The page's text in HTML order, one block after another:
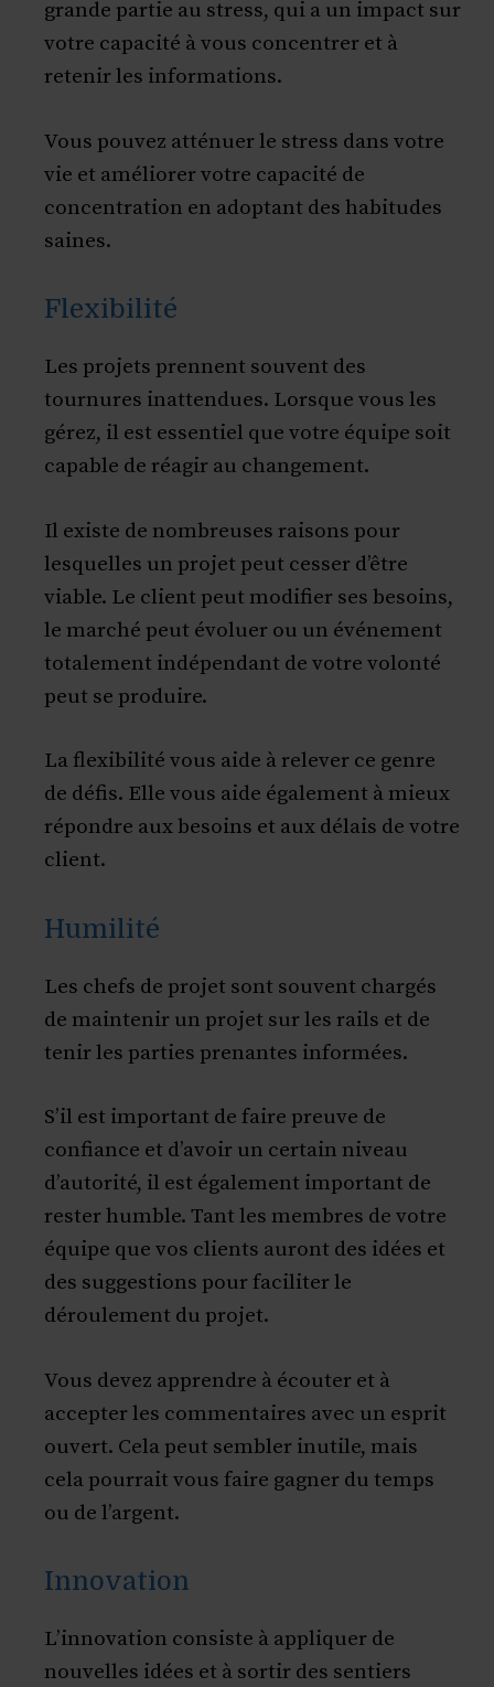
grande partie au stress, qui a un impact sur
votre capacité à vous concentrer et à
retenir les informations.
Vous pouvez atténuer le stress dans votre
vie et améliorer votre capacité de
concentration en adoptant des habitudes
saines.
Flexibilité
Les projets prennent souvent des
tournures inattendues. Lorsque vous les
gérez, il est essentiel que votre équipe soit
capable de réagir au changement.
Il existe de nombreuses raisons pour
lesquelles un projet peut cesser d’être
viable. Le client peut modifier ses besoins,
le marché peut évoluer ou un événement
totalement indépendant de votre volonté
peut se produire.
La flexibilité vous aide à relever ce genre
de défis. Elle vous aide également à mieux
répondre aux besoins et aux délais de votre
client.
Humilité
Les chefs de projet sont souvent chargés
de maintenir un projet sur les rails et de
tenir les parties prenantes informées.
S’il est important de faire preuve de
confiance et d’avoir un certain niveau
d’autorité, il est également important de
rester humble. Tant les membres de votre
équipe que vos clients auront des idées et
des suggestions pour faciliter le
déroulement du projet.
Vous devez apprendre à écouter et à
accepter les commentaires avec un esprit
ouvert. Cela peut sembler inutile, mais
cela pourrait vous faire gagner du temps
ou de l’argent.
Innovation
L’innovation consiste à appliquer de
nouvelles idées et à sortir des sentiers